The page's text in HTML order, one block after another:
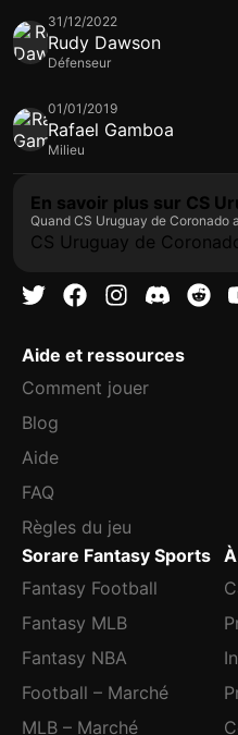
31/12/2022
Rudy Dawson
Défenseur
01/01/2019
Rafael Gamboa
Milieu
En savoir plus sur CS
Quand CS Uruguay de Coronado
CS Uruguay de
Aide et ressources
Comment jouer
Blog
Aide
FAQ
Règles du jeu
Sorare Fantasy Sports
Fantasy Football
Fantasy MLB
Fantasy NBA
Football – Marché
MLB – Marché